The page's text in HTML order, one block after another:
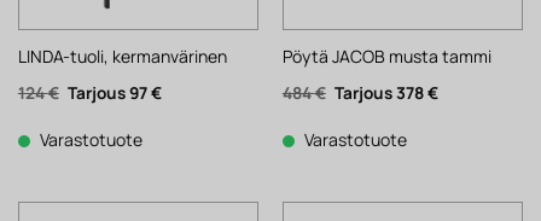
LINDA-tuoli, kermanvärinen
124€ Alkuperäinen
hinta
124 €.
97€Nykyinen
Varastotuote
Pöytä JACOB musta tammi
484€ Alkuperäinen
hinta
484 €.
378€Nykyinen
Varastotuote